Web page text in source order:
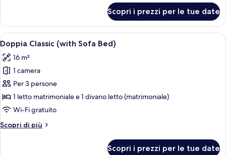
Child)
Classic
(2
Adults
Child)
Scopri i prezzi per le tue date
Apri
tutte
le
foto
per
Doppia
Classic
Sofa
Camera d'albergo con due letti, una
5
Doppia Classic (with Sofa Bed)
16 m²
1 camera
Per 3 persone
1 letto matrimoniale e 1 divano letto (matrimoniale)
Wi-Fi gratuito
Scopri di più
Altri
Scopri i prezzi per le tue date